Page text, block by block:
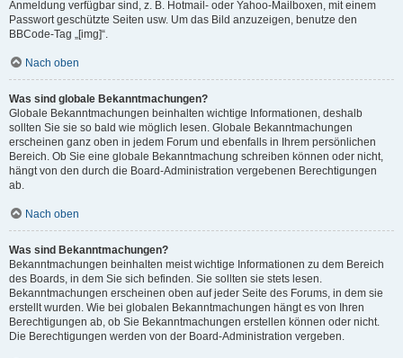
Anmeldung verfügbar sind, z. B. Hotmail- oder Yahoo-Mailboxen, mit einem
Passwort geschützte Seiten usw. Um das Bild anzuzeigen, benutze den
BBCode-Tag „[img]“.
Nach oben
Was sind globale Bekanntmachungen?
Globale Bekanntmachungen beinhalten wichtige Informationen, deshalb
sollten Sie sie so bald wie möglich lesen. Globale Bekanntmachungen
erscheinen ganz oben in jedem Forum und ebenfalls in Ihrem persönlichen
Bereich. Ob Sie eine globale Bekanntmachung schreiben können oder nicht,
hängt von den durch die Board-Administration vergebenen Berechtigungen
ab.
Nach oben
Was sind Bekanntmachungen?
Bekanntmachungen beinhalten meist wichtige Informationen zu dem Bereich
des Boards, in dem Sie sich befinden. Sie sollten sie stets lesen.
Bekanntmachungen erscheinen oben auf jeder Seite des Forums, in dem sie
erstellt wurden. Wie bei globalen Bekanntmachungen hängt es von Ihren
Berechtigungen ab, ob Sie Bekanntmachungen erstellen können oder nicht.
Die Berechtigungen werden von der Board-Administration vergeben.